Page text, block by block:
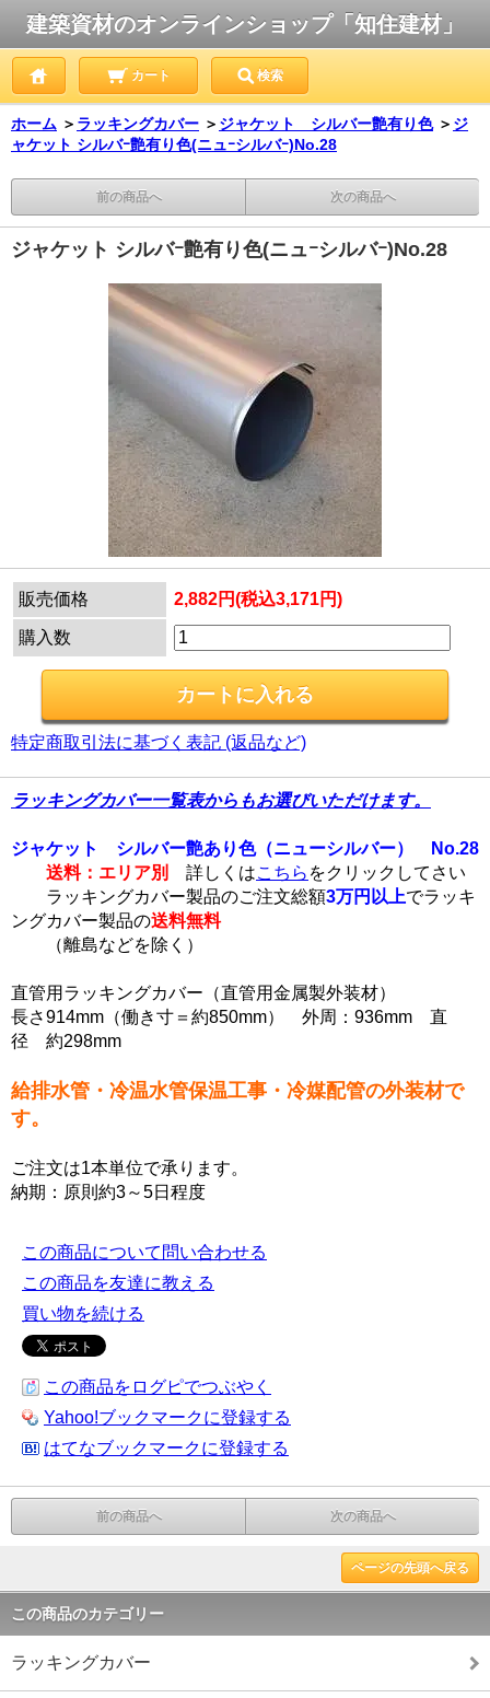
建築資材のオンラインショップ「知住建材」
カート 検索
ホーム ＞ ラッキングカバー ＞ ジャケット シルバー艶有り色 ＞ ジ
ャケット シルバｰ艶有り色(ニュｰシルバｰ)No.28
前の商品へ 次の商品へ
ジャケット シルバｰ艶有り色(ニュｰシルバｰ)No.28
販売価格 2,882円(税込3,171円)
購入数
特定商取引法に基づく表記 (返品など)
ラッキングカバー一覧表からもお選びいただけます。
ジャケット シルバー艶あり色（ニューシルバー） No.28
送料：エリア別
詳しくはこちら をクリックしてさい
ラッキングカバー製品のご注文総額3万円以上でラッキ
ングカバー製品の送料無料
（離島などを除く）
直管用ラッキングカバー（直管用金属製外装材）
長さ914mm（働き寸＝約850mm） 外周：936mm 直
径 約298mm
給排水管・冷温水管保温工事・冷媒配管の外装材で
す。
ご注文は1本単位で承ります。
納期：原則約3～5日程度
この商品について問い合わせる
この商品を友達に教える
買い物を続ける
この商品をログピでつぶやく
Yahoo!ブックマークに登録する
はてなブックマークに登録する
前の商品へ 次の商品へ
ページの先頭へ戻る
この商品のカテゴリー
ラッキングカバー